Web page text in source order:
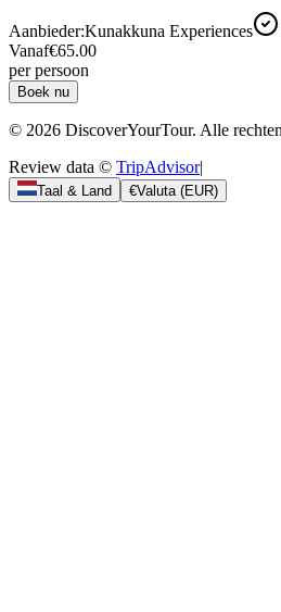
Aanbieder:Kunakkuna Experiences
Vanaf€65.00
per persoon
Boek nu
© 2026 DiscoverYourTour. Alle
Review data © TripAdvisor|
Taal & Land €Valuta(EUR)